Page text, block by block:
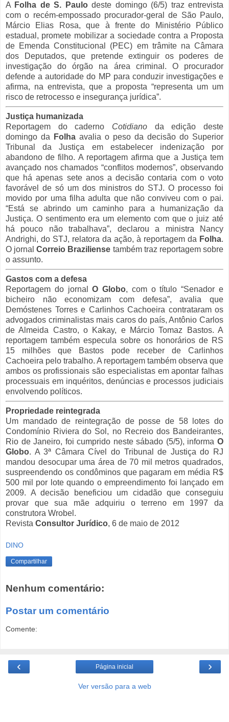
A Folha de S. Paulodeste domingo (6/5) traz entrevista
com o recém-empossado procurador-geral de São Paulo,
Márcio Elias Rosa, que à frente do Ministério Público
estadual, promete mobilizar a sociedade contra a Proposta
de Emenda Constitucional (PEC) em trâmite na Câmara
dos Deputados, que pretende extinguir os poderes de
investigação do órgão na área criminal. O procurador
defende a autoridade do MP para conduzir investigações e
afirma, na entrevista, que a proposta “representa um um
risco de retrocesso e insegurança jurídica”.
Justiça humanizada
Reportagem do caderno Cotidiano da edição deste
domingo da
Folha avalia o peso da decisão do Superior
Tribunal da Justiça em estabelecer indenização por
abandono de filho. A reportagem afirma que a Justiça tem
avançado nos chamados “conflitos modernos”, observando
que há apenas sete anos a decisão contaria com o voto
favorável de só um dos ministros do STJ. O processo foi
movido por uma filha adulta que não conviveu com o pai.
“Está se abrindo um caminho para a humanização da
Justiça. O sentimento era um elemento com que o juiz até
há pouco não trabalhava”, declarou a ministra Nancy
Andrighi, do STJ, relatora da ação, à reportagem da Folha.
O jornalCorreio Braziliense também traz reportagem sobre
o assunto.
Gastos com a defesa
Reportagem do jornalO Globo, com o título “Senador e
bicheiro não economizam com defesa”, avalia que
Demóstenes Torres e Carlinhos Cachoeira contrataram os
advogados criminalistas mais caros do país, Antônio Carlos
de Almeida Castro, o Kakay, e Márcio Tomaz Bastos. A
reportagem também especula sobre os honorários de RS
15 milhões que Bastos pode receber de Carlinhos
Cachoeira pelo trabalho. A reportagem também observa que
ambos os profissionais são especialistas em apontar falhas
processuais em inquéritos, denúncias e processos judiciais
envolvendo políticos.
Propriedade reintegrada
Um mandado de reintegração de posse de 58 lotes do
Condomínio Riviera do Sol, no Recreio dos Bandeirantes,
Rio de Janeiro, foi cumprido neste sábado (5/5), informa O
Globo. A 3ª Câmara Cível do Tribunal de Justiça do RJ
mandou desocupar uma área de 70 mil metros quadrados,
suspreendendo os condôminos que pagaram em média R$
500 mil por lote quando o empreendimento foi lançado em
2009. A decisão beneficiou um cidadão que conseguiu
provar que sua mãe adquiriu o terreno em 1997 da
construtora Wrobel.
Revista Consultor Jurídico, 6 de maio de 2012
DINO
Compartilhar
Nenhum comentário:
Postar um comentário
Comente:
‹ ›
Página inicial
Ver versão para a web